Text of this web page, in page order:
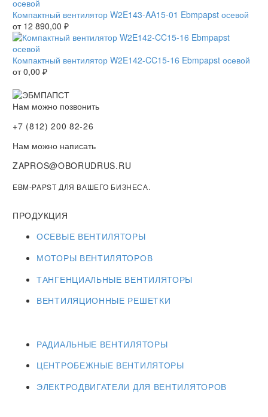
Компактный вентилятор W2E143-AA15-01 Ebmpapst осевой
от 12 890,00 ₽
Компактный вентилятор W2E142-CC15-16 Ebmpapst осевой
от0,00 ₽
Нам можно позвонить
+7 (812) 200 82-26
Нам можно написать
ZAPROS@OBORUDRUS.RU
EBM-PAPST ДЛЯ ВАШЕГО БИЗНЕСА.
ПРОДУКЦИЯ
ОСЕВЫЕ ВЕНТИЛЯТОРЫ
МОТОРЫ ВЕНТИЛЯТОРОВ
ТАНГЕНЦИАЛЬНЫЕ ВЕНТИЛЯТОРЫ
ВЕНТИЛЯЦИОННЫЕ РЕШЕТКИ
РАДИАЛЬНЫЕ ВЕНТИЛЯТОРЫ
ЦЕНТРОБЕЖНЫЕ ВЕНТИЛЯТОРЫ
ЭЛЕКТРОДВИГАТЕЛИ ДЛЯ ВЕНТИЛЯТОРОВ